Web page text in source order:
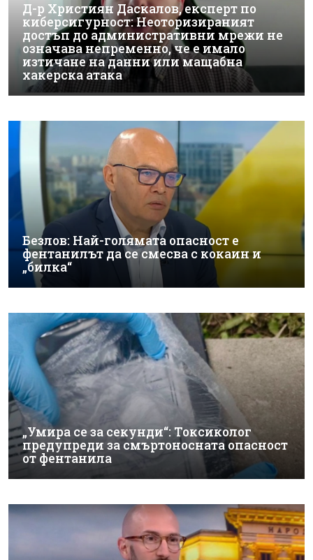
Д-р Християн Даскалов, експерт по
киберсигурност: Неоторизираният
достъп до административни мрежи не
означава непременно, че е имало
изтичане на данни или мащабна
хакерска атака
Безлов: Най-голямата опасност е
фентанилът да се смесва с кокаин и
„билка“
„Умира се за секунди“: Токсиколог
предупреди за смъртоносната опасност
от фентанила